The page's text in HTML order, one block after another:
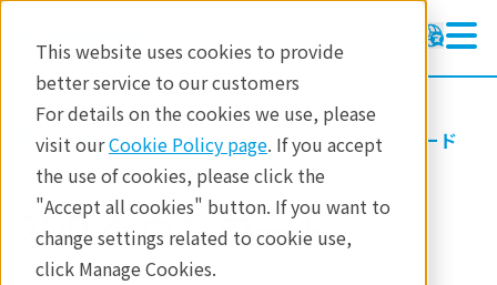
This website uses cookies to provide
better service to our customers
For details on the cookies we use, please
visit ourCookie Policy page. If you accept
the use of cookies, please click the
"Accept all cookies" button. If you want to
change settings related to cookie use,
click Manage Cookies.
修理・サポート ソフトウェアダウンロード
2DP ダウンロード